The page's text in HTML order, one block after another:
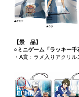
【景 品】
○ミニゲーム「ラッキー千
・A賞：ラメ入りアクリル